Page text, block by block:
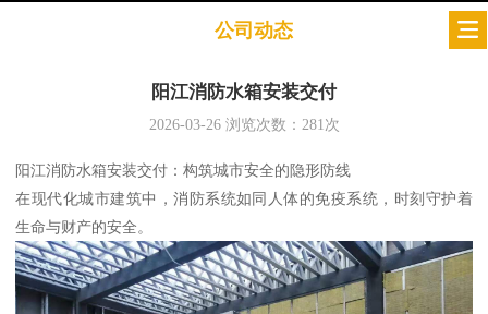
公司动态
阳江消防水箱安装交付
2026-03-26浏览次数： 281次
阳江消防水箱安装交付：构筑城市安全的隐形防线
在现代化城市建筑中，消防系统如同人体的免疫系统，时刻守护着
生命与财产的安全。